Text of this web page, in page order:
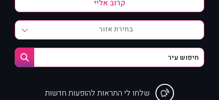
בחירת אזור
שלחו לי התראות להופעות חדשות